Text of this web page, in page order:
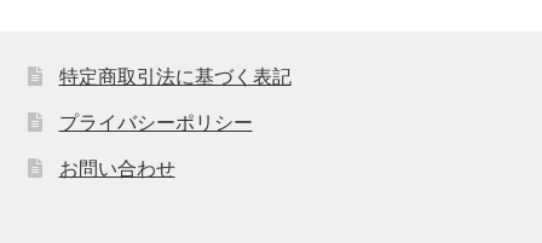
特定商取引法に基づく表記
プライバシーポリシー
お問い合わせ